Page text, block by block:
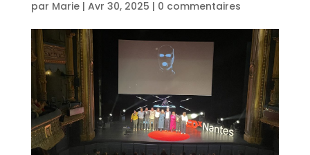
par Marie| Avr 30, 2025 | 0 commentaires